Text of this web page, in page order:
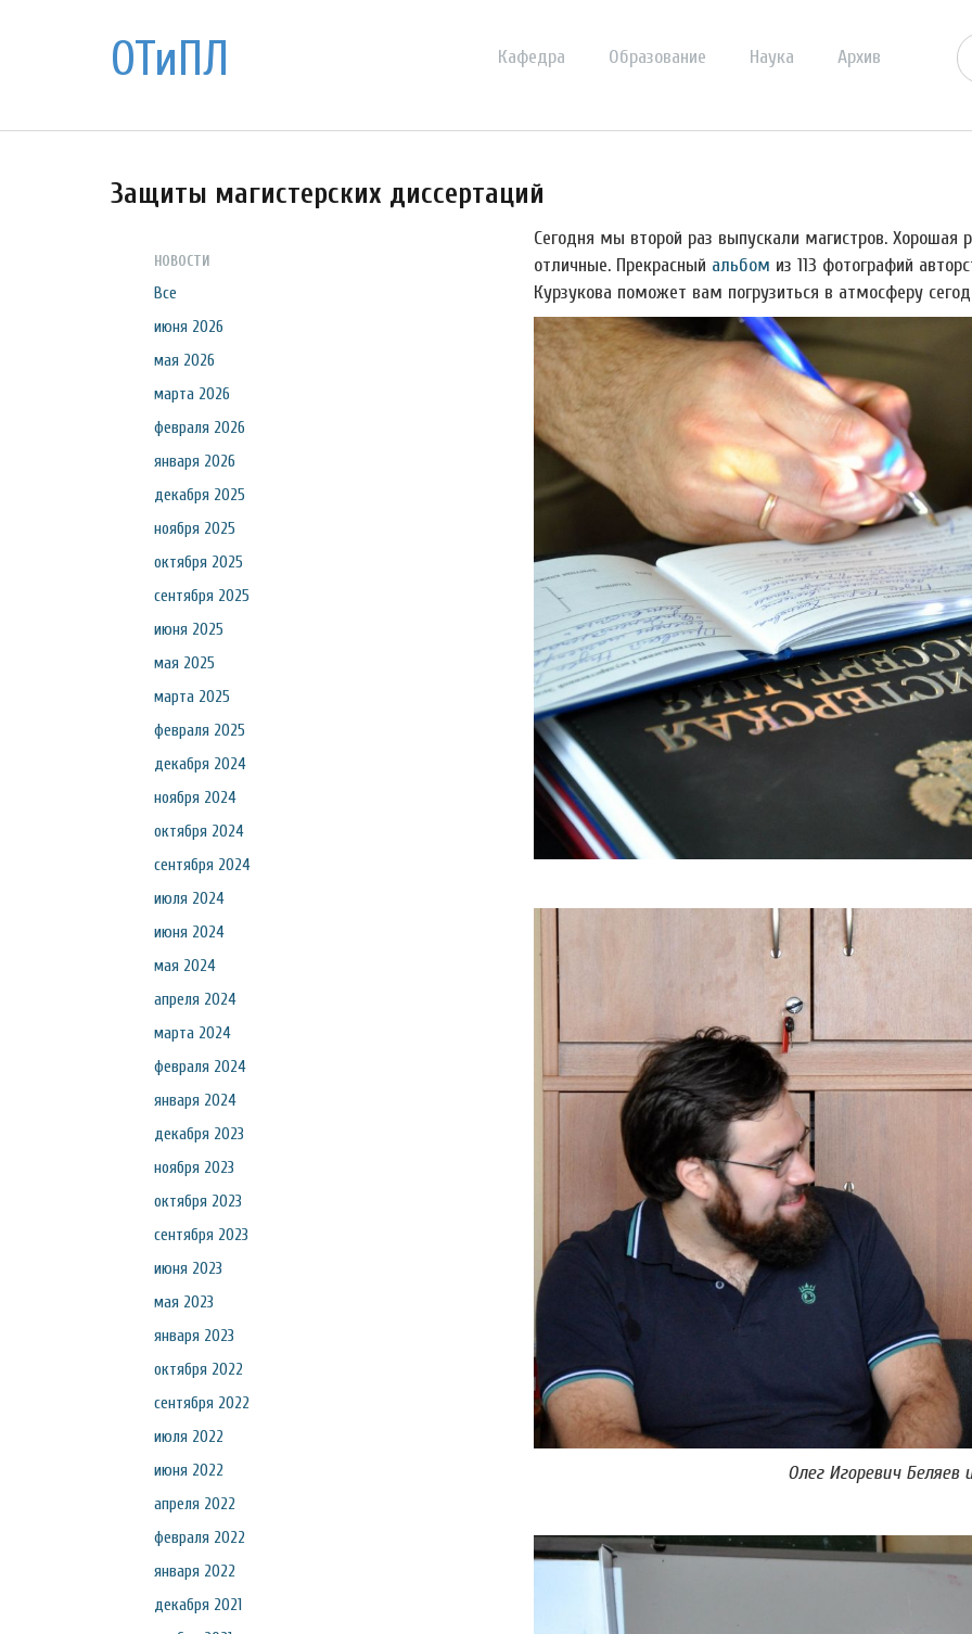
ОТиПЛ Кафедра Образование Наука Архив
Защиты магистерских диссертаций
НОВОСТИ
Все
июня 2026
мая 2026
марта 2026
февраля 2026
января 2026
декабря 2025
ноября 2025
октября 2025
сентября 2025
июня 2025
мая 2025
марта 2025
февраля 2025
декабря 2024
ноября 2024
октября 2024
сентября 2024
июля 2024
июня 2024
мая 2024
апреля 2024
марта 2024
февраля 2024
января 2024
декабря 2023
ноября 2023
октября 2023
сентября 2023
июня 2023
мая 2023
января 2023
октября 2022
сентября 2022
июля 2022
июня 2022
апреля 2022
февраля 2022
января 2022
декабря 2021
Сегодня мы второй раз выпускали магистров.
отличные. Прекрасный альбом из 113 фотографий
Курзукова поможет вам погрузиться в атмосферу
Олег Игоревич Беляев